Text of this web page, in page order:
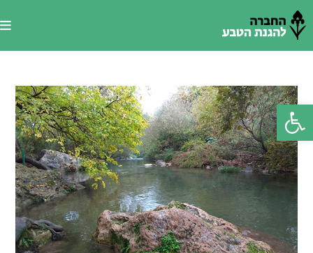
פתח סרגל נגישות
content